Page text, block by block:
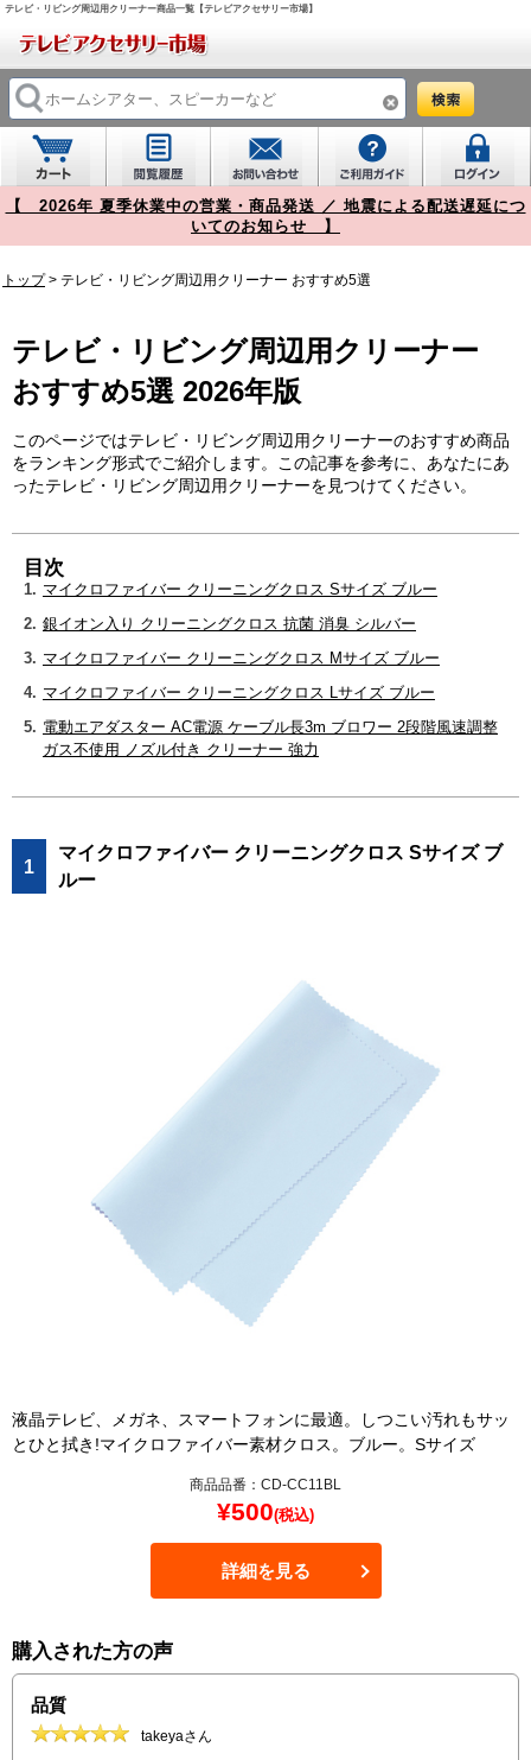
テレビ・リビング周辺用クリーナー商品一覧【テレビアクセサリー市場】
【 2026年 夏季休業中の営業・商品発送 ／ 地震による配送遅延につ
いてのお知らせ 】
トップ> テレビ・リビング周辺用クリーナー おすすめ5選
テレビ・リビング周辺用クリーナー
おすすめ5選 2026年版
このページではテレビ・リビング周辺用クリーナーのおすすめ商品
をランキング形式でご紹介します。この記事を参考に、あなたにあ
ったテレビ・リビング周辺用クリーナーを見つけてください。
目次
1. マイクロファイバー クリーニングクロス Sサイズ ブルー
2. 銀イオン入り クリーニングクロス 抗菌 消臭 シルバー
3. マイクロファイバー クリーニングクロス Mサイズ ブルー
4. マイクロファイバー クリーニングクロス Lサイズ ブルー
5. 電動エアダスター AC電源 ケーブル長3m ブロワー 2段階風速調整
ガス不使用 ノズル付き クリーナー 強力
1
マイクロファイバー クリーニングクロス Sサイズ ブ
ルー
液晶テレビ、メガネ、スマートフォンに最適。しつこい汚れもサッ
とひと拭き!マイクロファイバー素材クロス。ブルー。Sサイズ
商品品番：CD-CC11BL
¥500(税込)
詳細を見る
購入された方の声
品質
takeyaさん